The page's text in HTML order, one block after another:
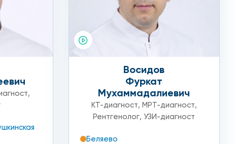
,
Восидов
Фуркат
Мухаммадалиевич
КТ-диагност, МРТ-диагност,
Рентгенолог, УЗИ-диагност
Беляево